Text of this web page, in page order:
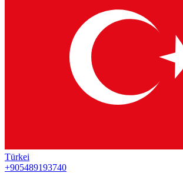
Türkei
+905489193740